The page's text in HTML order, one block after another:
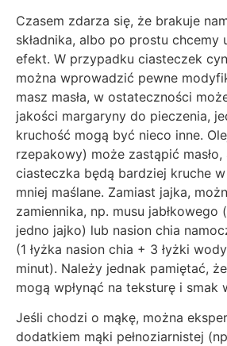
Czasem zdarza się, że brakuje
składnika, albo po prostu chcemy
efekt. W przypadku ciasteczek
można wprowadzić pewne
masz masła, w ostateczności
jakości margaryny do pieczenia,
kruchość mogą być nieco inne.
rzepakowy) może zastąpić
ciasteczka będą bardziej kruche
mniej maślane. Zamiast jajka,
zamiennika, np. musu jabłkowego
jedno jajko) lub nasion chia
(1 łyżka nasion chia + 3 łyżki
minut). Należy jednak pamiętać,
mogą wpłynąć na teksturę i smak
Jeśli chodzi o mąkę, można
dodatkiem mąki pełnoziarnistej